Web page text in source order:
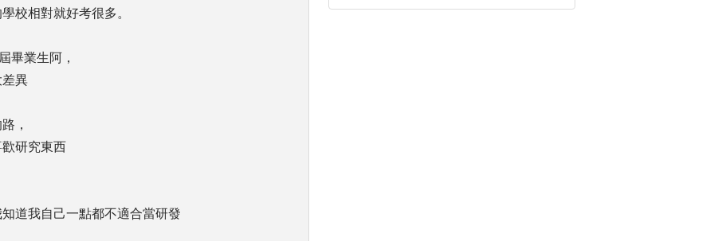
校相對就好考很多。
畢業生阿，
異
，
研究東西
道我自己一點都不適合當研發